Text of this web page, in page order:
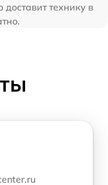
технику в